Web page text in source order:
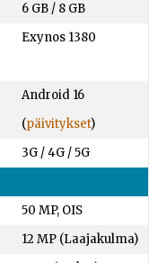
6 GB / 8 GB
Exynos 1380
Android 16
(päivitykset)
3G / 4G / 5G
50 MP, OIS
12 MP (Laajakulma)